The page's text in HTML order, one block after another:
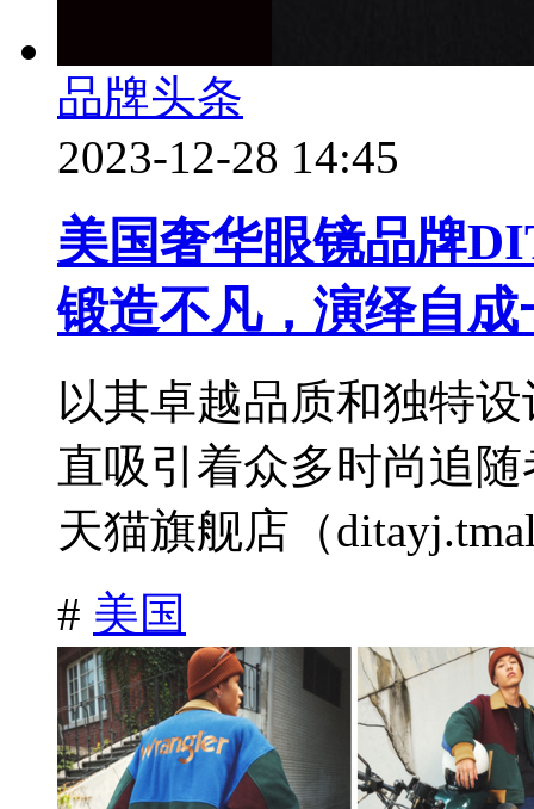
品牌头条
2023-12-28 14:45
美国奢华眼镜品牌
锻造不凡，演绎自成
以其卓越品质和独特
直吸引着众多时尚追
天猫旗舰店（
# 美国